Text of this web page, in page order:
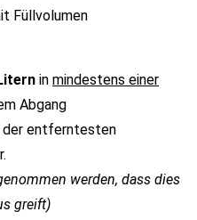
Füllvolumen
in mindestens einer
Abgang
der entferntesten
werden, dass dies
greift)